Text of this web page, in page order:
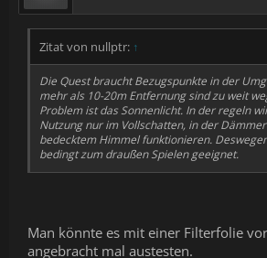
Zitat von nullptr: ↑
Die Quest braucht Bezugspunkte in der
mehr als 10-20m Entfernung sind zu weit
Problem ist das Sonnenlicht. In der regeln
Nutzung nur im Vollschatten, in der
bedecktem Himmel funktionieren.
bedingt zum draußen Spielen geeignet.
Man könnte es mit einer Filterfolie
angebracht mal austesten.